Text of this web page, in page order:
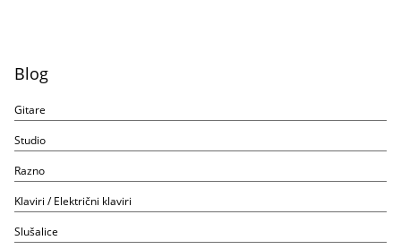
Blog
Gitare
Studio
Razno
Klaviri / Električni klaviri
Slušalice